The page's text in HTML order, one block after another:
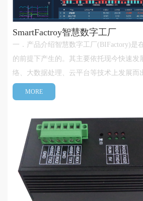
SmartFactroy智慧数字工厂
一．产品介绍智慧数字工厂(BIFactory)是
的前提下产生的。其主要依托现今快速发
络、大数据处理、云平台等技术上发展而
用当前互联网技术服务于工业，为工业生
务，是当前《互联网+》的一种工业化方
MORE